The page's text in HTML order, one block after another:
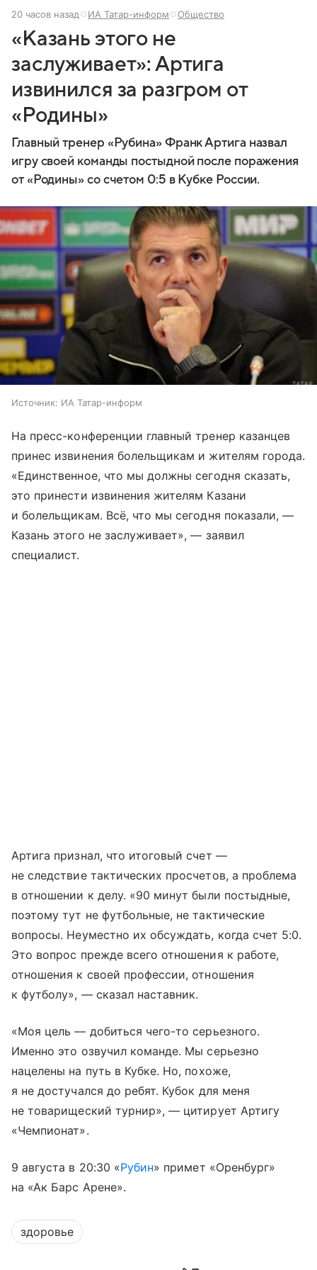
20 часов назад ИА Татар-информ Общество
«Казань этого не
заслуживает»: Артига
извинился за разгром от
«Родины»
Главный тренер «Рубина» Франк Артига назвал
игру своей команды постыдной после поражения
от «Родины» со счетом 0:5 в Кубке России.
Источник: ИА Татар-информ
На пресс-конференции главный тренер казанцев
принес извинения болельщикам и жителям города.
«Единственное, что мы должны сегодня сказать,
это принести извинения жителям Казани
и болельщикам. Всё, что мы сегодня показали, —
Казань этого не заслуживает», — заявил
специалист.
Артига признал, что итоговый счет —
не следствие тактических просчетов, а проблема
в отношении к делу. «90 минут были постыдные,
поэтому тут не футбольные, не тактические
вопросы. Неуместно их обсуждать, когда счет 5:0.
Это вопрос прежде всего отношения к работе,
отношения к своей профессии, отношения
к футболу», — сказал наставник.
«Моя цель — добиться чего-то серьезного.
Именно это озвучил команде. Мы серьезно
нацелены на путь в Кубке. Но, похоже,
я не достучался до ребят. Кубок для меня
не товарищеский турнир», — цитирует Артигу
«Чемпионат».
9 августа в 20:30 «Рубин» примет «Оренбург»
на «Ак Барс Арене».
здоровье